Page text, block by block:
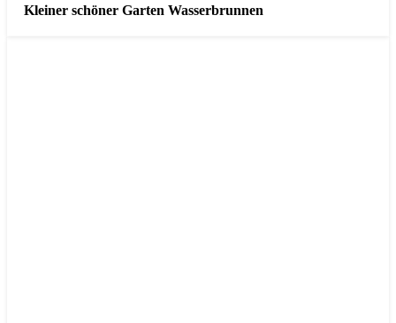
Kleiner schöner Garten Wasserbrunnen